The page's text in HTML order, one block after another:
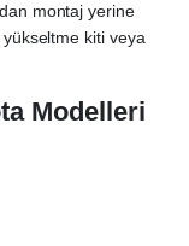
montaj yerine
kiti veya
Modelleri